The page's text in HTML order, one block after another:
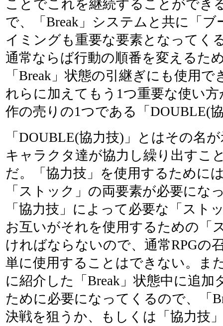
ことでこれを継続することができ
で、「Break」システムと共に「ブ
イミングも重要な要素となってく
通常ならば行動の順番を変えるた
「Break」状態の引継ぎにも使用
れらに加えてもう1つ重要な使い
作の売りの1つである「DOUBLE(
「DOUBLE(協力技)」とはその名
キャラクタ達が協力し繰り出すこ
だ。「協力技」を使用するために
「ストック」の両要素が必要にな
「協力技」によって必要な「スト
お互いがそれを使用するための「
ければならないので、通常RPGの
単に使用することはできない。ま
に紹介した「Break」状態中に追加
ために必要になってくるので、「
決戦を狙うか、もしくは「協力技